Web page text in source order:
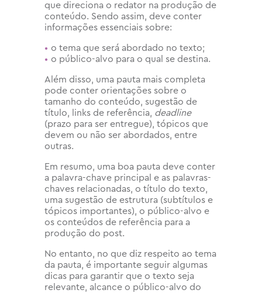
que direciona o redator na produção de
conteúdo. Sendo assim, deve conter
informações essenciais sobre:
o tema que será abordado no texto;
o público-alvo para o qual se destina.
Além disso, uma pauta mais completa
pode conter orientações sobre o
tamanho do conteúdo, sugestão de
título, links de referência, deadline
(prazo para ser entregue), tópicos que
devem ou não ser abordados, entre
outras.
Em resumo, uma boa pauta deve conter
a palavra-chave principal e as palavras-
chaves relacionadas, o título do texto,
uma sugestão de estrutura (subtítulos e
tópicos importantes), o público-alvo e
os conteúdos de referência para a
produção do post.
No entanto, no que diz respeito ao tema
da pauta, é importante seguir algumas
dicas para garantir que o texto seja
relevante, alcance o público-alvo do